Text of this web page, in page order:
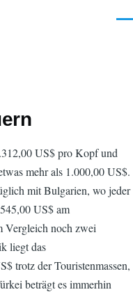
US$ pro Kopf und
mehr als 1.000,00 US$.
mit Bulgarien, wo jeder
US$ am
Vergleich noch zwei
liegt das
trotz der Touristenmassen,
beträgt es immerhin